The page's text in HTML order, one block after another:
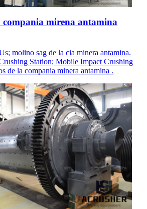
compania mirena antamina
molino sag de la cia minera antamina.
Station; Mobile Impact Crushing
de la compania minera antamina .